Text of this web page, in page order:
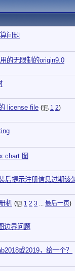
问题
的无限制的origin9.0
license file ( 1 2)
chart 图
后提示注册信息过期该
机 ( 1 2 3 ... 最后一页)
边界问题
或2019，给一个？